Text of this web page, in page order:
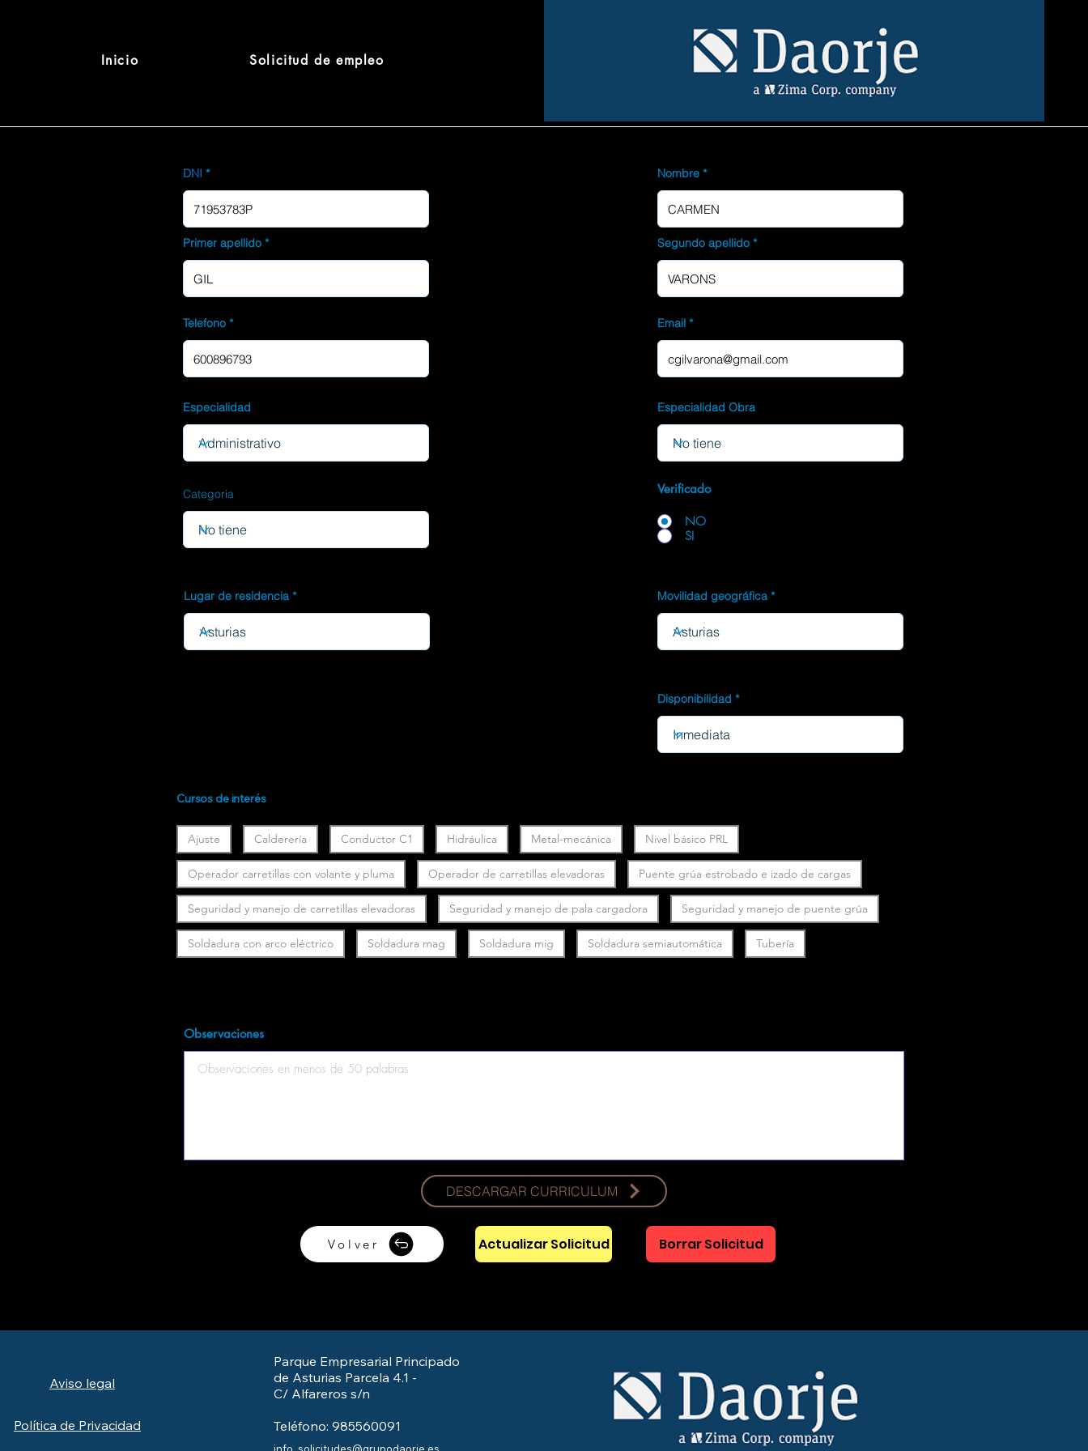
Inicio Solicitud de empleo
DNI
Primer apellido
Telefono
Especialidad
Categoria
Lugar de residencia
Nombre
Segundo apellido
Email
Especialidad Obra
Verificado
NO
SI
Movilidad geográfica
Disponibilidad
Cursos de interés
Ajuste Calderería Conductor C1 Hidráulica Metal-mecánica Nivel básico PRL
Operador carretillas con volante y pluma Operador de carretillas elevadoras Puente grúa estrobado e izado de cargas
Seguridad y manejo de carretillas elevadoras Seguridad y manejo de pala cargadora Seguridad y manejo de puente grúa
Soldadura con arco eléctrico Soldadura mag Soldadura mig Soldadura semiautomática Tubería
Observaciones
DESCARGAR CURRICULUM
Volver Actualizar Solicitud Borrar Solicitud
Aviso legal
Política de Privacidad
Parque Empresarial Principado
de Asturias Parcela 4.1 -
C/ Alfareros s/n
Teléfono: 985560091